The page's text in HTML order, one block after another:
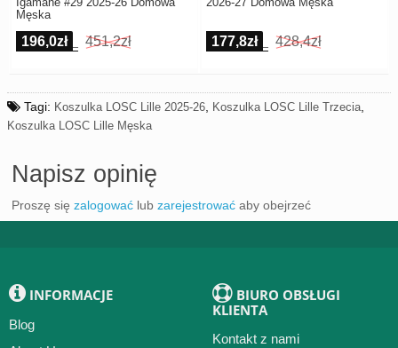
Męska
196,0zł 451,2zł 177,8zł 428,4zł
Tagi: Koszulka LOSC Lille 2025-26, Koszulka LOSC Lille Trzecia,
Koszulka LOSC Lille Męska
Napisz opinię
Proszę się zalogować lub zarejestrować aby obejrzeć
INFORMACJE
Blog
BIURO OBSŁUGI
KLIENTA
Kontakt z nami